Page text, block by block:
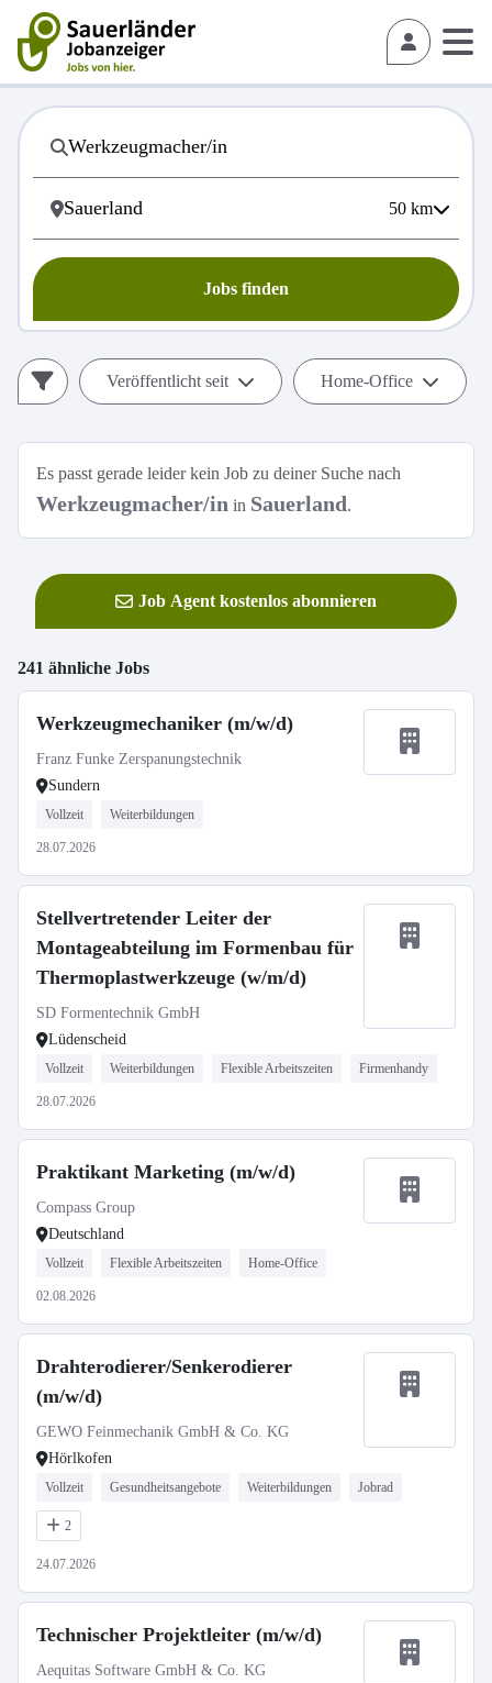
50 km
Jobs finden
Veröffentlicht seit Home-Office
Es passt gerade leider kein Job zu deiner Suche nach
Werkzeugmacher/in in Sauerland.
Job Agent kostenlos abonnieren
241 ähnliche Jobs
Werkzeugmechaniker (m/w/d)
Franz Funke Zerspanungstechnik
Sundern
Vollzeit Weiterbildungen
28.07.2026
Stellvertretender Leiter der
Montageabteilung im Formenbau für
Thermoplastwerkzeuge (w/m/d)
SD Formentechnik GmbH
Lüdenscheid
Vollzeit Weiterbildungen Flexible Arbeitszeiten Firmenhandy
28.07.2026
Praktikant Marketing (m/w/d)
Compass Group
Deutschland
Vollzeit Flexible Arbeitszeiten Home-Office
02.08.2026
Drahterodierer/Senkerodierer
(m/w/d)
GEWO Feinmechanik GmbH & Co. KG
Hörlkofen
Vollzeit Gesundheitsangebote Weiterbildungen Jobrad
2
24.07.2026
Technischer Projektleiter (m/w/d)
Aequitas Software GmbH & Co. KG